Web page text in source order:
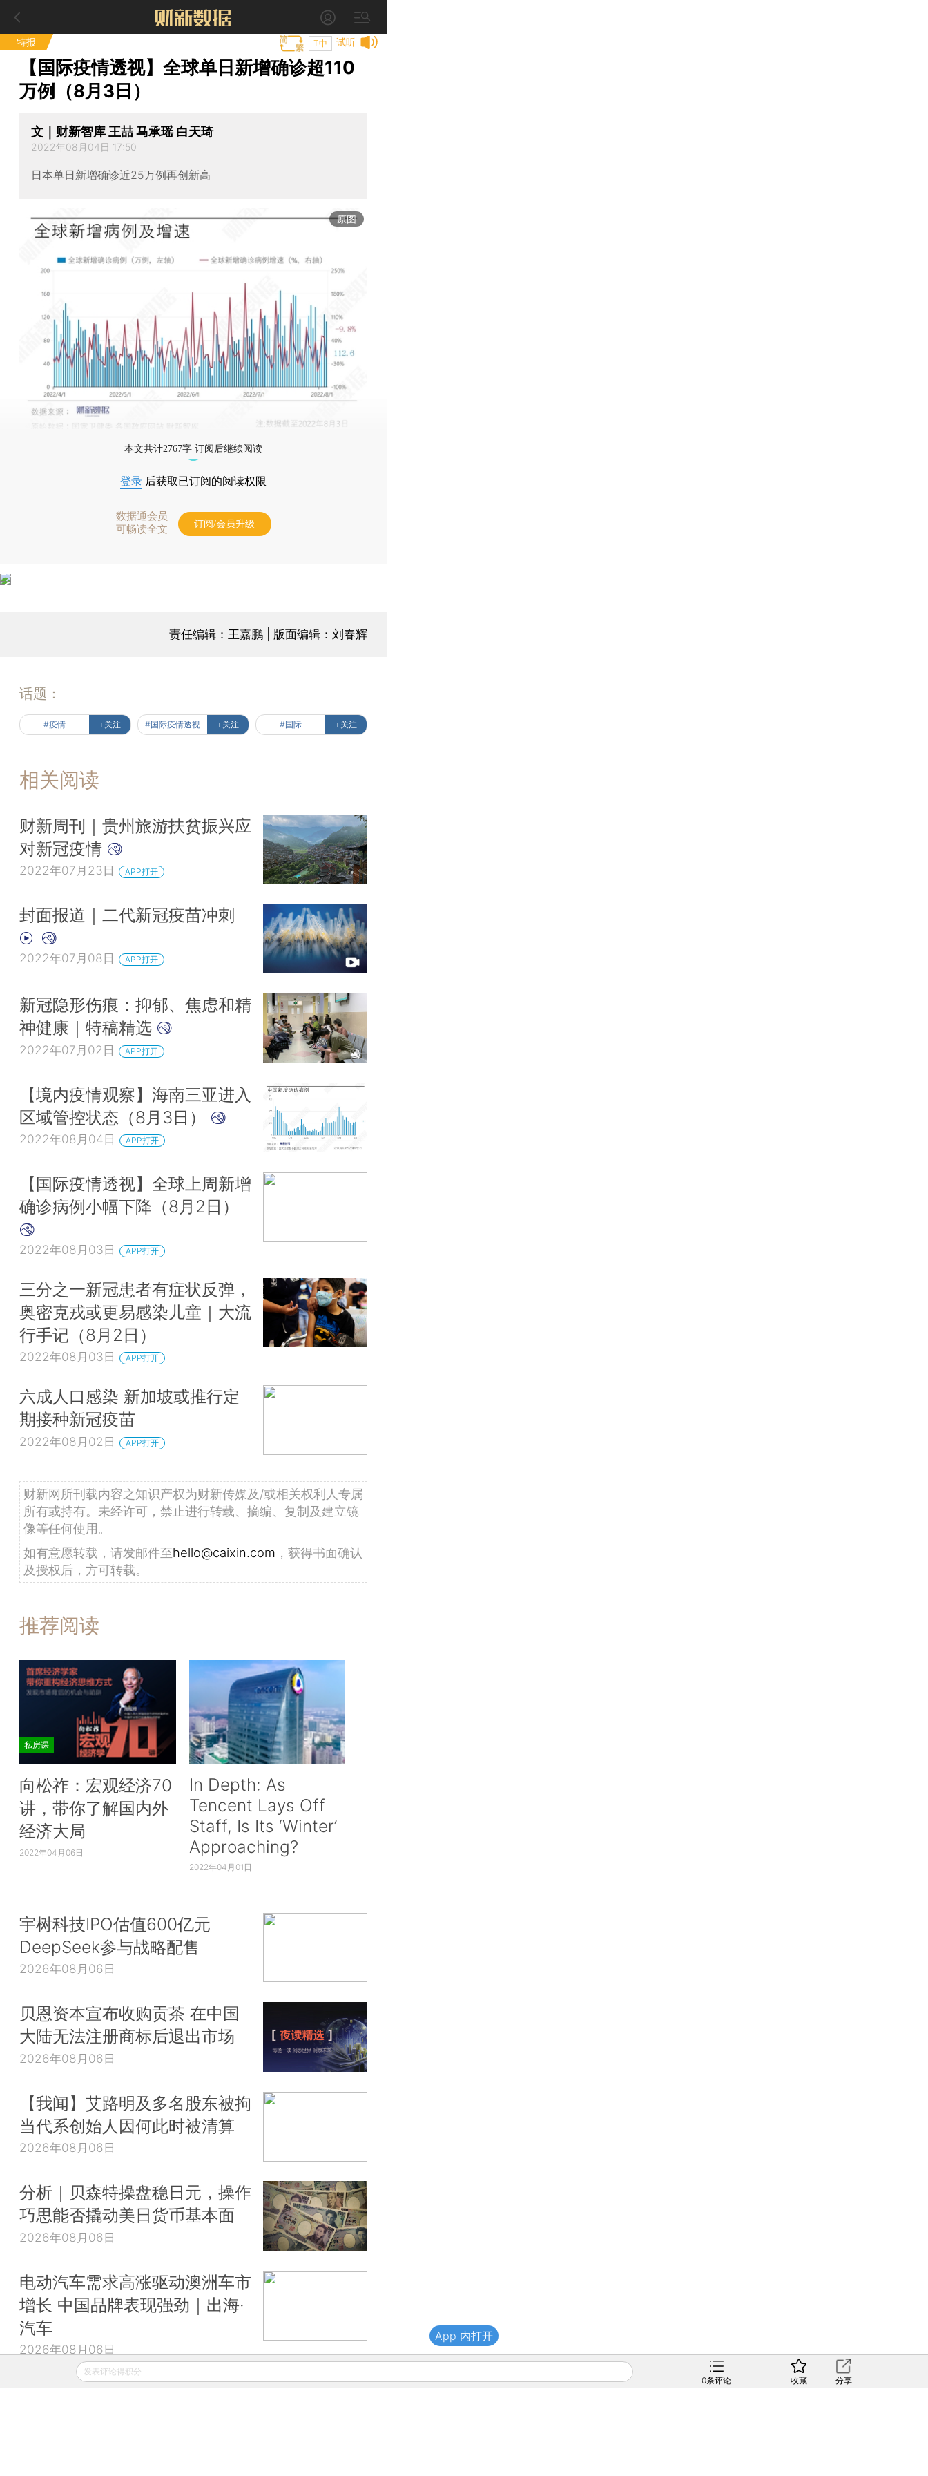
特报 试听
T中
【国际疫情透视】全球单日新增确诊超110
万例（8月3日）
文｜财新智库 王喆 马承瑶 白天琦
2022年08月04日 17:50
日本单日新增确诊近25万例再创新高
原图
本文共计2767字 订阅后继续阅读
登录 后获取已订阅的阅读权限
数据通会员
可畅读全文
订阅/会员升级
责任编辑：王嘉鹏 | 版面编辑：刘春辉
话题：
#疫情 +关注 #国际疫情透视 +关注 #国际 +关注
相关阅读
财新周刊｜贵州旅游扶贫振兴应
对新冠疫情
2022年07月23日 APP打开
封面报道｜二代新冠疫苗冲刺
2022年07月08日 APP打开
新冠隐形伤痕：抑郁、焦虑和精
神健康｜特稿精选
2022年07月02日 APP打开
【境内疫情观察】海南三亚进入
区域管控状态（8月3日）
2022年08月04日 APP打开
【国际疫情透视】全球上周新增
确诊病例小幅下降（8月2日）
2022年08月03日 APP打开
三分之一新冠患者有症状反弹，
奥密克戎或更易感染儿童｜大流
行手记（8月2日）
2022年08月03日 APP打开
六成人口感染 新加坡或推行定
期接种新冠疫苗
2022年08月02日 APP打开
财新网所刊载内容之知识产权为财新传媒及/或相关权利人专属
所有或持有。未经许可，禁止进行转载、摘编、复制及建立镜
像等任何使用。
如有意愿转载，请发邮件至hello@caixin.com ，获得书面确认
及授权后，方可转载。
推荐阅读
私房课
向松祚：宏观经济70
讲，带你了解国内外
经济大局
2022年04月06日
In Depth: As
Tencent Lays Off
Staff, Is Its ‘Winter’
Approaching?
2022年04月01日
宇树科技IPO估值600亿元
DeepSeek参与战略配售
2026年08月06日
贝恩资本宣布收购贡茶 在中国
大陆无法注册商标后退出市场
2026年08月06日
【我闻】艾路明及多名股东被拘
当代系创始人因何此时被清算
2026年08月06日
分析｜贝森特操盘稳日元，操作
巧思能否撬动美日货币基本面
2026年08月06日
电动汽车需求高涨驱动澳洲车市
增长 中国品牌表现强劲｜出海·
汽车
2026年08月06日
发表评论得积分
0条评论 收藏 分享
App 内打开